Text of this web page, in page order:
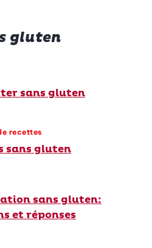
gluten
sans gluten
recettes
sans gluten
sans gluten:
et réponses